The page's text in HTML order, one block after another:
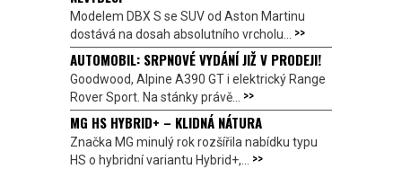
Modelem DBX S se SUV od Aston Martinu
dostává na dosah absolutního vrcholu... >>
AUTOMOBIL: SRPNOVÉ VYDÁNÍ JIŽ V PRODEJI!
Goodwood, Alpine A390 GT i elektrický Range
Rover Sport. Na stánky právě... >>
MG HS HYBRID+ – KLIDNÁ NÁTURA
Značka MG minulý rok rozšířila nabídku typu
HS o hybridní variantu Hybrid+,... >>